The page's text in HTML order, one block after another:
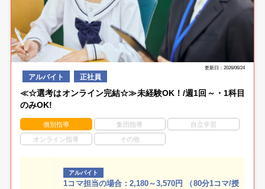
更新日：2026/06/24
アルバイト 正社員
≪☆選考はオンライン完結☆≫未経験OK！/週1回～・1科目
のみOK!
個別指導 集団指導 自立学習
オンライン指導 その他
アルバイト
1コマ担当の場合：2,180～3,570円 （80分1コマ/授